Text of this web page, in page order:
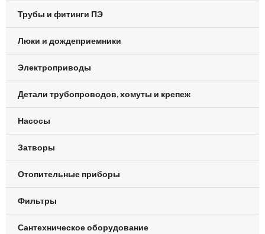
Трубы и фитинги ПЭ
Люки и дождеприемники
Электроприводы
Детали трубопроводов, хомуты и крепеж
Насосы
Затворы
Отопительные приборы
Фильтры
Сантехническое оборудование